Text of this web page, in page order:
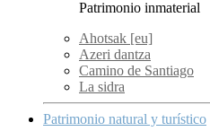
Patrimonio inmaterial
Ahotsak [eu]
Azeri dantza
Camino de Santiago
La sidra
Patrimonio natural y turístico